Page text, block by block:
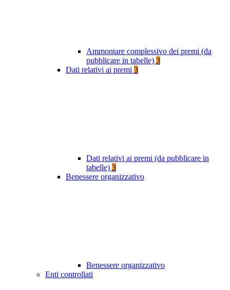
Ammontare complessivo dei premi (da
pubblicare in tabelle) 3
Dati relativi ai premi 3
Dati relativi ai premi (da pubblicare in
tabelle) 3
Benessere organizzativo
Benessere organizzativo
Enti controllati